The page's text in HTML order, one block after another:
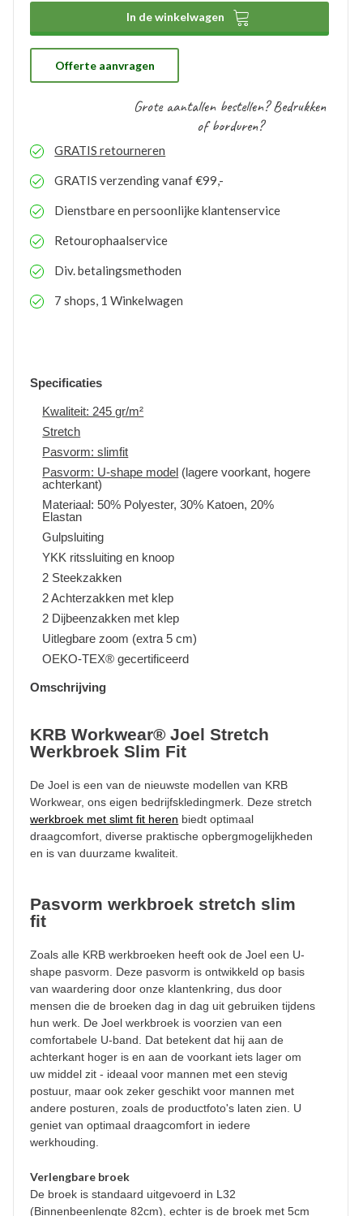
hoeft u bij eventuele nabestellingen niet nogmaals het
proces te doorlopen. De bestelde logo’s kunnen door
ons gratis op voorraad gehouden worden. Bij eventuele
nabestellingen is uw voorraad bekend en kunt u de
logo’s toepassen op elk gewenste artikel.
In de winkelwagen 
Offerte aanvragen
Grote aantallen bestellen? Bedrukken
of borduren?
GRATIS retourneren
GRATIS verzending vanaf €99,-
Dienstbare en persoonlijke klantenservice
Retourophaalservice
Div. betalingsmethoden
7 shops, 1 Winkelwagen
Specificaties
Kwaliteit: 245 gr/m²
Stretch
Pasvorm: slimfit
Pasvorm: U-shape model (lagere voorkant, hogere
achterkant)
Materiaal: 50% Polyester, 30% Katoen, 20%
Elastan
Gulpsluiting
YKK ritssluiting en knoop
2 Steekzakken
2 Achterzakken met klep
2 Dijbeenzakken met klep
Uitlegbare zoom (extra 5 cm)
OEKO-TEX® gecertificeerd
Omschrijving
KRB Workwear® Joel Stretch
Werkbroek Slim Fit
De Joel is een van de nieuwste modellen van KRB
Workwear, ons eigen bedrijfskledingmerk. Deze stretch
werkbroek met slimt fit heren biedt optimaal
draagcomfort, diverse praktische opbergmogelijkheden
en is van duurzame kwaliteit.
Pasvorm werkbroek stretch slim
fit
Zoals alle KRB werkbroeken heeft ook de Joel een U-
shape pasvorm. Deze pasvorm is ontwikkeld op basis
van waardering door onze klantenkring, dus door
mensen die de broeken dag in dag uit gebruiken tijdens
hun werk. De Joel werkbroek is voorzien van een
comfortabele U-band. Dat betekent dat hij aan de
achterkant hoger is en aan de voorkant iets lager om
uw middel zit - ideaal voor mannen met een stevig
postuur, maar ook zeker geschikt voor mannen met
andere posturen, zoals de productfoto's laten zien. U
geniet van optimaal draagcomfort in iedere
werkhouding.
Verlengbare broek
De broek is standaard uitgevoerd in L32
(Binnenbeenlengte 82cm), echter is de broek met 5cm